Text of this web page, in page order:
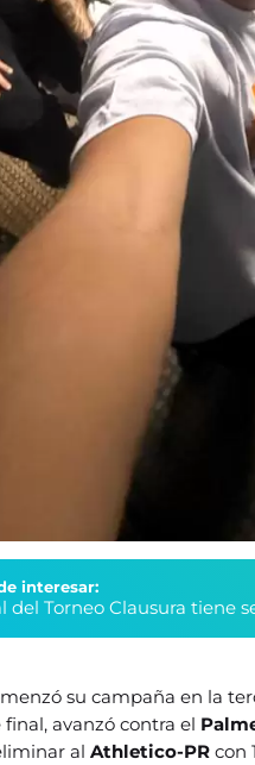
interesar:
del Torneo Clausura tiene
su campaña en la
final, avanzó contra el
alAthletico-PR con